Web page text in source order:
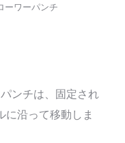
ーワーパンチ
ンチは、固定され
に沿って移動しま